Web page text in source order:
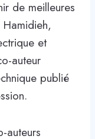
de meilleures
et
auteur
publié
auteurs